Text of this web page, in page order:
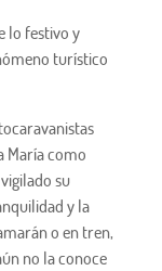
lo festivo y
turístico
María como
su
y la
o en tren,
no la conoce